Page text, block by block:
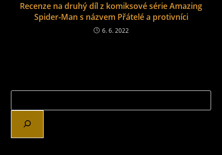
Recenze na druhý díl z komiksové série Amazing
Spider-Man s názvem Přátelé a protivníci
6. 6. 2022